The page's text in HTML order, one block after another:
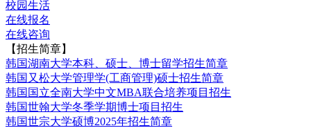
校园生活
在线报名
在线咨询
【招生简章】
韩国湖南大学本科、硕士、博士留学招生简章
韩国又松大学管理学(工商管理)硕士招生简章
韩国国立全南大学中文MBA联合培养项目招生
韩国世翰大学冬季学期博士项目招生
韩国世宗大学硕博2025年招生简章